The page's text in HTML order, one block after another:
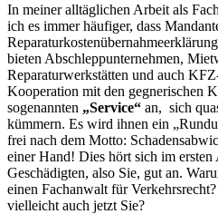
In meiner alltäglichen Arbeit als
ich es immer häufiger, dass
bieten Abschleppunternehmen,
Reparaturwerkstätten und auch
Kooperation mit den gegnerischen
sogenannten „Service“ an, sich
kümmern. Es wird ihnen ein
frei nach dem Motto:
einer Hand! Dies hört sich im
Geschädigten, also Sie, gut an.
einen Fachanwalt für
vielleicht auch jetzt Sie?